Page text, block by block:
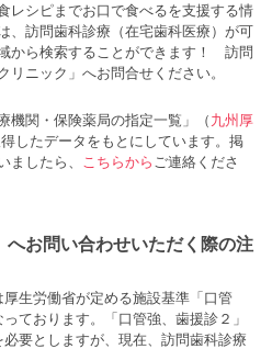
レシピまでお口で食べるを支援する情
、訪問歯科診療（在宅歯科医療）が可
から検索することができます！ 訪問
ニック」へお問合せください。
機関・保険薬局の指定一覧」（九州厚
したデータをもとにしています。掲
ましたら、
こちらから ご連絡くださ
へお問い合わせいただく際の注
厚生労働省が定める施設基準「口管
ております。「口管強、歯援診２」
要としますが、現在、訪問歯科診療